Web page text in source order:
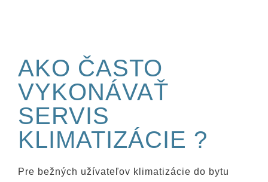
AKO ČASTO
VYKONÁVAŤ
SERVIS
KLIMATIZÁCIE ?
Pre bežných užívateľov klimatizácie do bytu